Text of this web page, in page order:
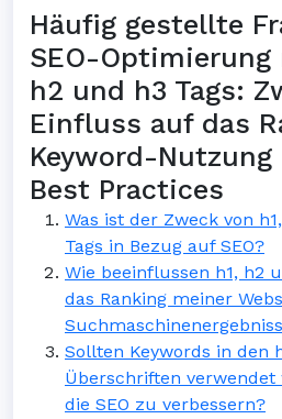
Häufig gestellte
SEO-Optimierung
h2 und h3 Tags:
Einfluss auf das
Keyword-Nutzung
Best Practices
Was ist der Zweck von
Tags in Bezug auf SEO?
Wie beeinflussen h1, h2
das Ranking meiner
Sollten Keywords in den
Überschriften verwendet
die SEO zu verbessern?